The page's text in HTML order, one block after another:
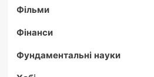
Фільми
Фінанси
Фундаментальні науки